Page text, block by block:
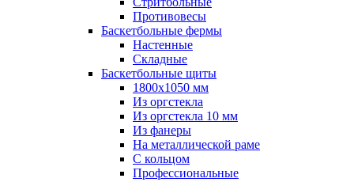
Противовесы
Баскетбольные фермы
Настенные
Складные
Баскетбольные щиты
1800х1050 мм
Из оргстекла
Из оргстекла 10 мм
Из фанеры
На металлической раме
С кольцом
Профессиональные